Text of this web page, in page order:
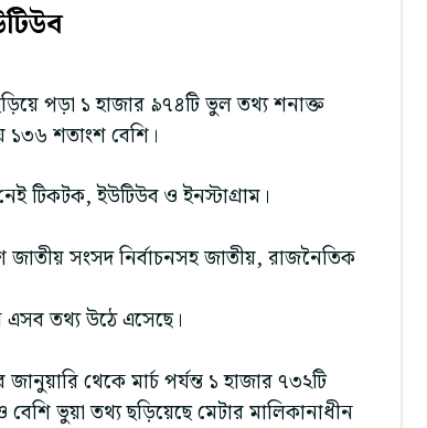
পড়া ১ হাজার ৯৭৪টি ভুল তথ্য শনাক্ত
১৩৬ শতাংশ বেশি।
টিকটক, ইউটিউব ও ইনস্টাগ্রাম।
জাতীয় সংসদ নির্বাচনসহ জাতীয়, রাজনৈতিক
এসব তথ্য উঠে এসেছে।
থেকে মার্চ পর্যন্ত ১ হাজার ৭৩২টি
ভুয়া তথ্য ছড়িয়েছে মেটার মালিকানাধীন